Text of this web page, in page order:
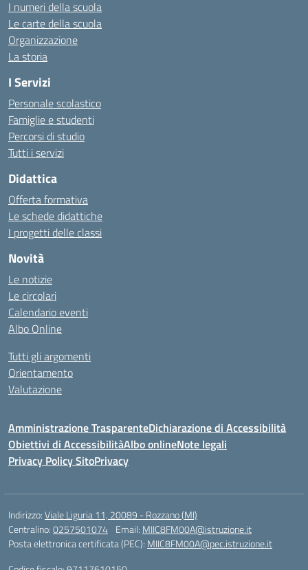
I numeri della scuola
Le carte della scuola
Organizzazione
La storia
I Servizi
Personale scolastico
Famiglie e studenti
Percorsi di studio
Tutti i servizi
Didattica
Offerta formativa
Le schede didattiche
I progetti delle classi
Novità
Le notizie
Le circolari
Calendario eventi
Albo Online
Tutti gli argomenti
Orientamento
Valutazione
Amministrazione TrasparenteDichiarazione di Accessibilità
Obiettivi di AccessibilitàAlbo onlineNote legali
Privacy Policy SitoPrivacy
Indirizzo:Viale Liguria 11, 20089 - Rozzano (MI)
Centralino:0257501074 Email: MIIC8FM00A@istruzione.it
Posta elettronica certificata (PEC): MIIC8FM00A@pec.istruzione.it